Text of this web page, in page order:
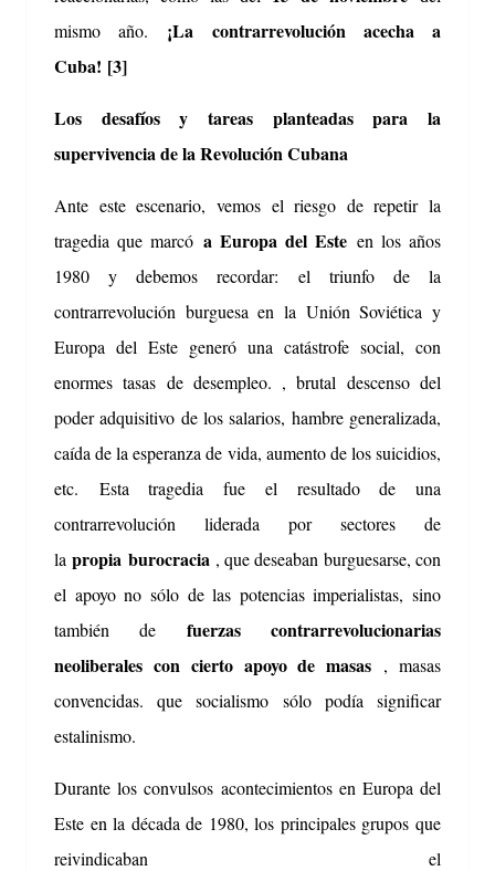
mismo año. ¡La contrarrevolución acecha a
Cuba! [3]
Los desafíos y tareas planteadas para la
supervivencia de la Revolución Cubana
Ante este escenario, vemos el riesgo de repetir la
tragedia que marcó a Europa del Este en los años
1980 y debemos recordar: el triunfo de la
contrarrevolución burguesa en la Unión Soviética y
Europa del Este generó una catástrofe social, con
enormes tasas de desempleo. , brutal descenso del
poder adquisitivo de los salarios, hambre generalizada,
caída de la esperanza de vida, aumento de los suicidios,
etc. Esta tragedia fue el resultado de una
contrarrevolución liderada por sectores de
lapropia burocracia , que deseaban burguesarse, con
el apoyo no sólo de las potencias imperialistas, sino
también de fuerzas contrarrevolucionarias
neoliberales con cierto apoyo de masas , masas
convencidas. que socialismo sólo podía significar
estalinismo.
Durante los convulsos acontecimientos en Europa del
Este en la década de 1980, los principales grupos que
reivindicaban el